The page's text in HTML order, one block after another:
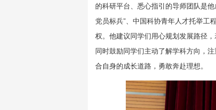
的科研平台、悉心指引的导师团队是
党员标兵”、中国科协青年人才托举工
权。他建议同学们用心规划发展路径
同时鼓励同学们主动了解学科方向，
合自身的成长道路，勇敢奔赴理想。